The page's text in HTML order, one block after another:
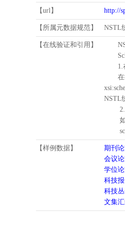
【url】 http://
【所属元数据规范】 NSTL
【在线验证和引用】
1.
在待
NSTL
2.
如需
【样例数据】
期刊
会议
学位
科技
科技
文集